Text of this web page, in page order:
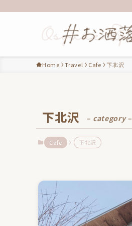
Home Travel Cafe 下北沢
下北沢 – category –
Cafe 下北沢